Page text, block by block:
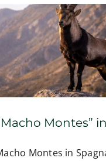
Montes”
Montes in